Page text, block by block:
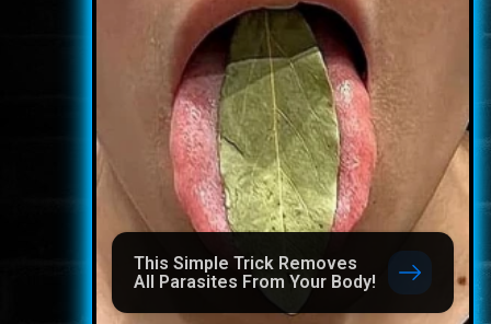
This Simple Trick Removes
All Parasites From Your Body!